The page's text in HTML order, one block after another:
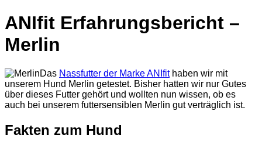
ANIfit Erfahrungsbericht –
Merlin
Das Nassfutter der Marke ANIfithaben wir mit
unserem Hund Merlin getestet. Bisher hatten wir nur Gutes
über dieses Futter gehört und wollten nun wissen, ob es
auch bei unserem futtersensiblen Merlin gut verträglich ist.
Fakten zum Hund